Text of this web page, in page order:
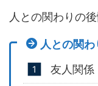
人との関わりの
人との関
友人関係